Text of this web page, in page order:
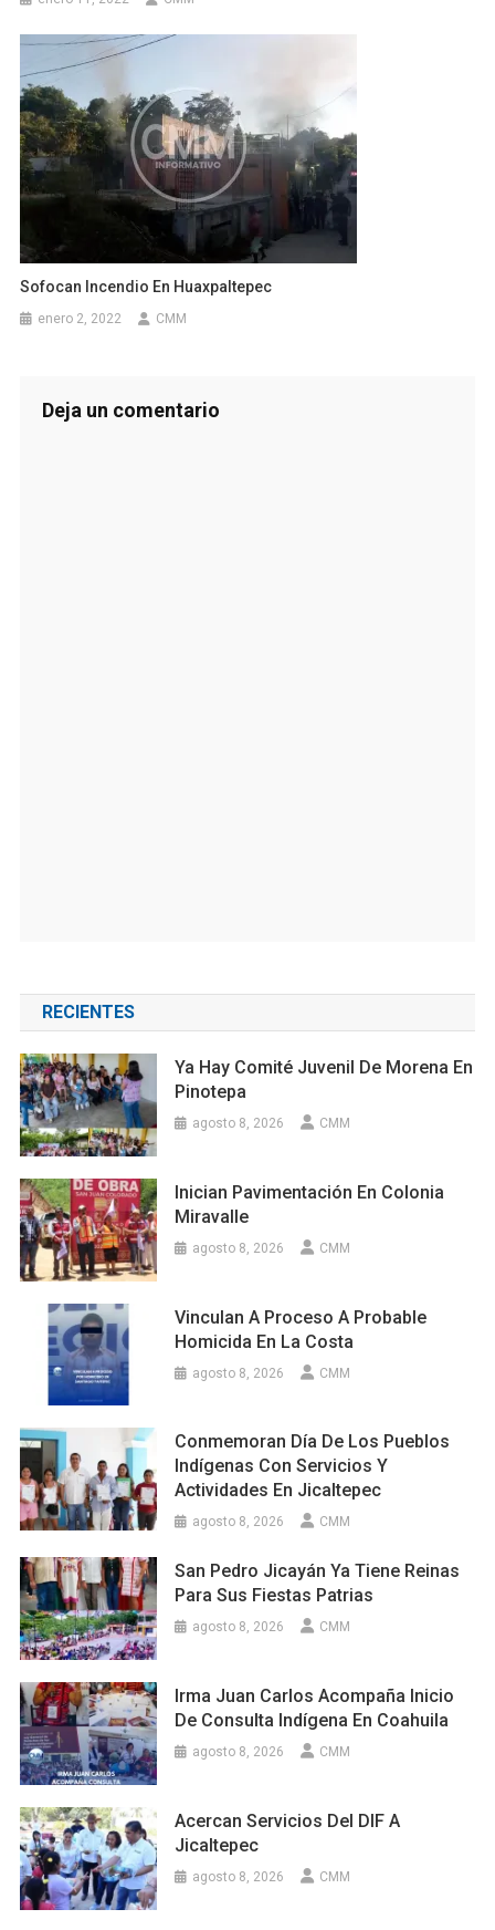
Sofocan Incendio En Huaxpaltepec
enero 2, 2022 CMM
Deja un comentario
RECIENTES
Ya Hay Comité Juvenil De Morena En
Pinotepa
agosto 8, 2026 CMM
Inician Pavimentación En Colonia
Miravalle
agosto 8, 2026 CMM
Vinculan A Proceso A Probable
Homicida En La Costa
agosto 8, 2026 CMM
Conmemoran Día De Los Pueblos
Indígenas Con Servicios Y
Actividades En Jicaltepec
agosto 8, 2026 CMM
San Pedro Jicayán Ya Tiene Reinas
Para Sus Fiestas Patrias
agosto 8, 2026 CMM
Irma Juan Carlos Acompaña Inicio
De Consulta Indígena En Coahuila
agosto 8, 2026 CMM
Acercan Servicios Del DIF A
Jicaltepec
agosto 8, 2026 CMM